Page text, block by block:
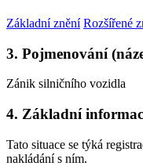
Základní znění Rozšířené
3. Pojmenování
Zánik silničního vozidla
4. Základní
Tato situace se týká
nakládání s ním.